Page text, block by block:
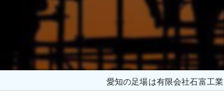
愛知の足場は有限会社石富工業